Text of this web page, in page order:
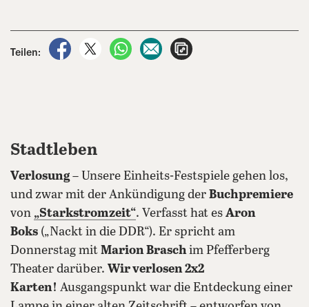
Teilen:
auf Facebook teilen
auf X teilenper WhatsApp teilen
per E-Mail teilen
Stadtleben
Verlosung– Unsere Einheits-Festspiele gehen los,
und zwar mit der Ankündigung der Buchpremiere
von „Starkstromzeit“. Verfasst hat es Aron
Boks („Nackt in die DDR“). Er spricht am
Donnerstag mit Marion Braschim Pfefferberg
Theater darüber. Wir verlosen 2x2
Karten! Ausgangspunkt war die Entdeckung einer